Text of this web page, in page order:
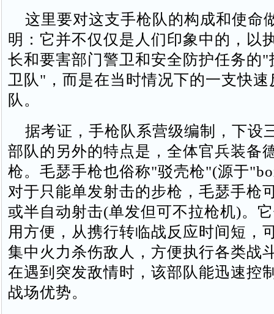
这里要对这支手枪队的构成和使命
明：它并不仅仅是人们印象中的，以
长和要害部门警卫和安全防护任务的
卫队"，而是在当时情况下的一支快
队。
据考证，手枪队系营级编制，下设
部队的另外的特点是，全体官兵装备
枪。毛瑟手枪也俗称"驳壳枪"(源于
对于只能单发射击的步枪，毛瑟手枪
或半自动射击(单发但可不拉枪机)。
用方便，从携行转临战反应时间短，
集中火力杀伤敌人，方便执行各类战
在遇到突发敌情时，该部队能迅速控
战场优势。